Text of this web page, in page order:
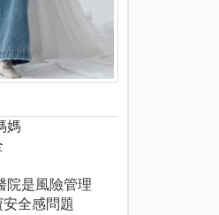
媽
院是風險管理
全感問題